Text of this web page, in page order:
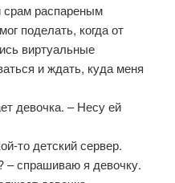
распареным
поделать, когда от
виртуальные
и ждать, куда меня
девочка. – Hесу ей
то детский сервер.
– спрашиваю я девочку.